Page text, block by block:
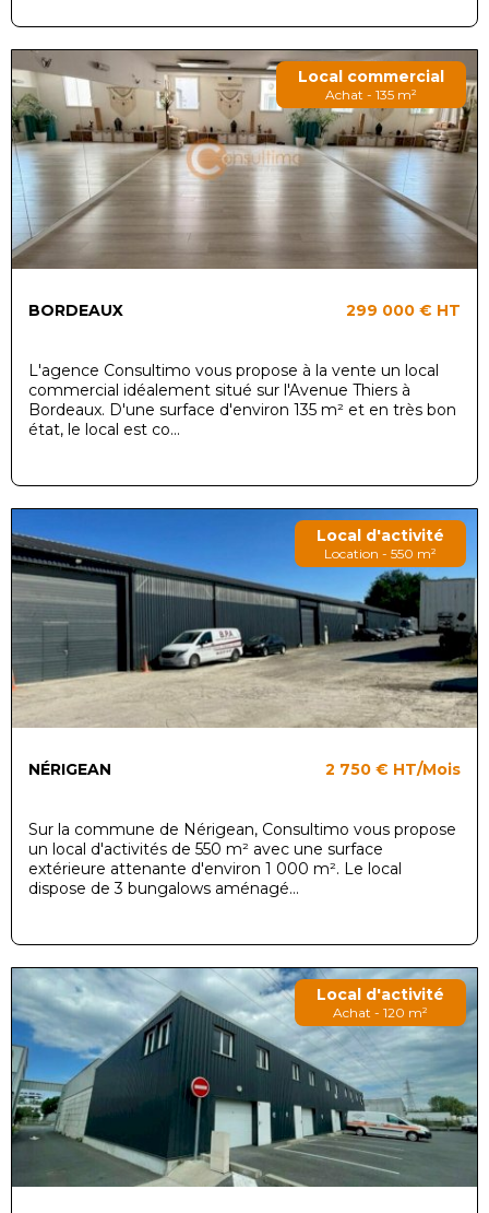
Local commercial
Achat - 135 m²
BORDEAUX 299 000 € HT
L'agence Consultimo vous propose à la vente un local
commercial idéalement situé sur l'Avenue Thiers à
Bordeaux. D'une surface d'environ 135 m² et en très bon
état, le local est co...
Local d'activité
Location - 550 m²
NÉRIGEAN 2 750 € HT/Mois
Sur la commune de Nérigean, Consultimo vous propose
un local d'activités de 550 m² avec une surface
extérieure attenante d'environ 1 000 m². Le local
dispose de 3 bungalows aménagé...
Local d'activité
Achat - 120 m²